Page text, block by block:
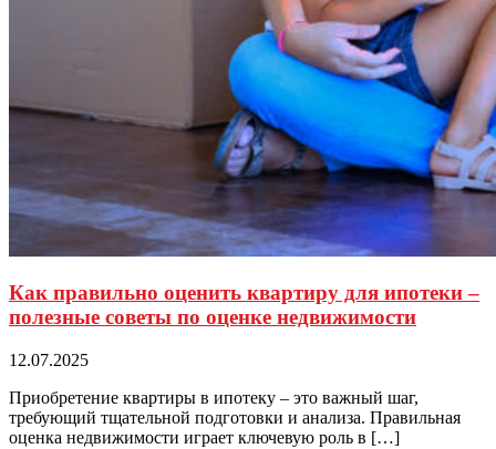
Как правильно оценить квартиру для ипотеки –
полезные советы по оценке недвижимости
12.07.2025
Приобретение квартиры в ипотеку – это важный шаг,
требующий тщательной подготовки и анализа. Правильная
оценка недвижимости играет ключевую роль в […]